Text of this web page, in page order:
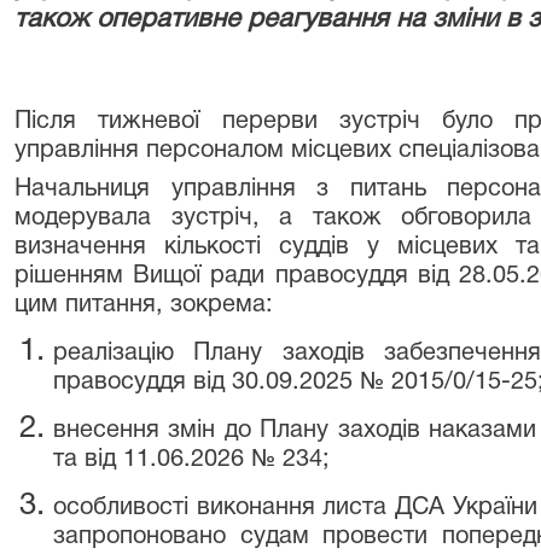
також оперативне реагування на зміни в
Після тижневої перерви зустріч було
управління персоналом місцевих
Начальниця управління з питань
модерувала зустріч, а також
визначення кількості суддів у місцевих
рішенням Вищої ради правосуддя від
цим питання, зокрема:
реалізацію Плану заходів
правосуддя від 30.09.2025 № 2015/0/15-
внесення змін до Плану заходів
та від 11.06.2026 № 234;
особливості виконання листа ДСА
запропоновано судам провести